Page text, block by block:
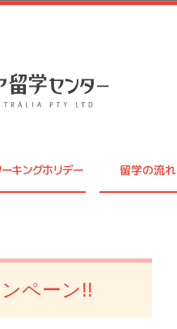
キングホリデー 留学の流れ
ペーン!!